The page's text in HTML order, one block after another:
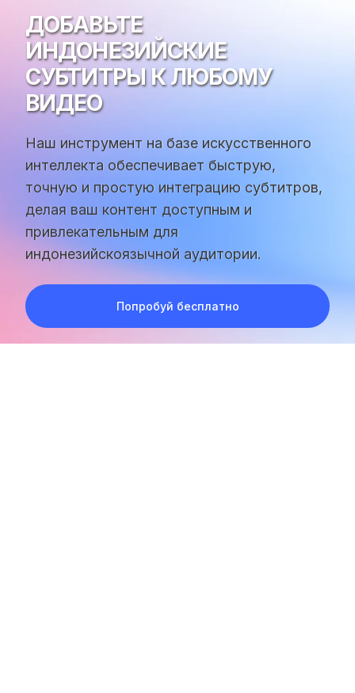
ДОБАВЬТЕ
ИНДОНЕЗИЙСКИЕ
СУБТИТРЫ К ЛЮБОМУ
ВИДЕО
Наш инструмент на базе искусственного
интеллекта обеспечивает быструю,
точную и простую интеграцию субтитров,
делая ваш контент доступным и
привлекательным для
индонезийскоязычной аудитории.
Попробуй бесплатно